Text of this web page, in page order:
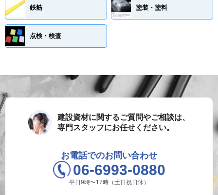
鉄筋 塗装・塗料
点検・検査
建設資材に関するご質問やご相談は、
専門スタッフにお任せください。
お電話でのお問い合わせ
06-6993-0880
平日9時〜17時（土日祝日休）